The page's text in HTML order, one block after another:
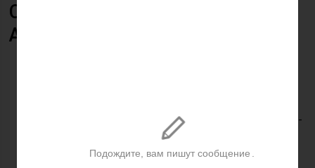
Судебный пристав Бокаев
Александр Бамбаевич
Телефон:
(84741) 2-31-
Адрес:359400,